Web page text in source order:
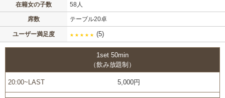
在籍女の子数 58人
席数 テーブル20卓
ユーザー満足度 ★ ★ ★ ★ ★ (5)
1set 50min
（飲み放題制）
20:00~LAST 5,000円